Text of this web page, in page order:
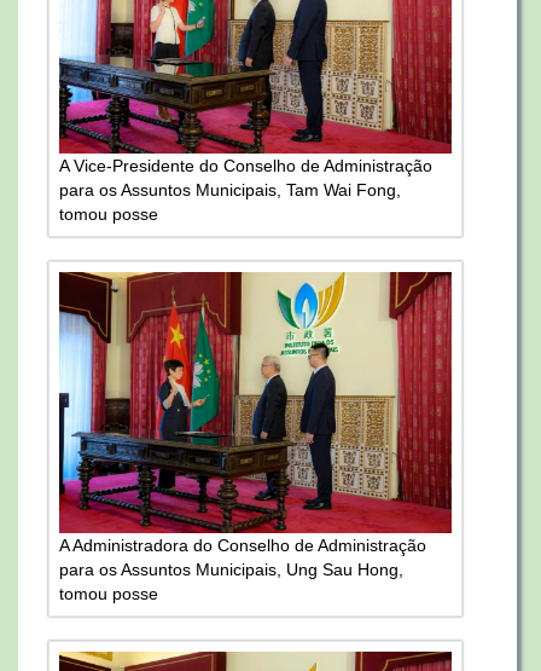
A Vice-Presidente do Conselho de Administração
para os Assuntos Municipais, Tam Wai Fong,
tomou posse
A Administradora do Conselho de Administração
para os Assuntos Municipais, Ung Sau Hong,
tomou posse